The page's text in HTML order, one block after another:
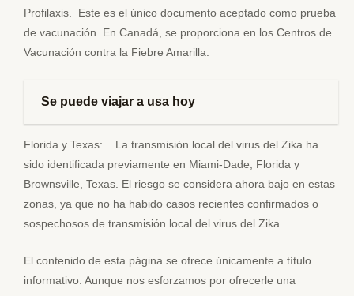
Profilaxis. Este es el único documento aceptado como prueba
de vacunación. En Canadá, se proporciona en los Centros de
Vacunación contra la Fiebre Amarilla.
Se puede viajar a usa hoy
Florida y Texas: La transmisión local del virus del Zika ha
sido identificada previamente en Miami-Dade, Florida y
Brownsville, Texas. El riesgo se considera ahora bajo en estas
zonas, ya que no ha habido casos recientes confirmados o
sospechosos de transmisión local del virus del Zika.
El contenido de esta página se ofrece únicamente a título
informativo. Aunque nos esforzamos por ofrecerle una